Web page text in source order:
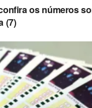
os números
(7)